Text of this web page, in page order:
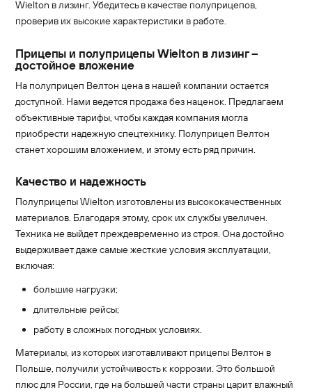
Wielton в лизинг. Убедитесь в качестве полуприцепов,
проверив их высокие характеристики в работе.
Прицепы и полуприцепы Wielton в лизинг –
достойное вложение
На полуприцеп Велтон цена в нашей компании остается
доступной. Нами ведется продажа без наценок. Предлагаем
объективные тарифы, чтобы каждая компания могла
приобрести надежную спецтехнику. Полуприцеп Велтон
станет хорошим вложением, и этому есть ряд причин.
Качество и надежность
Полуприцепы Wielton изготовлены из высококачественных
материалов. Благодаря этому, срок их службы увеличен.
Техника не выйдет преждевременно из строя. Она достойно
выдерживает даже самые жесткие условия эксплуатации,
включая:
большие нагрузки;
длительные рейсы;
работу в сложных погодных условиях.
Материалы, из которых изготавливают прицепы Велтон в
Польше, получили устойчивость к коррозии. Это большой
плюс для России, где на большей части страны царит влажный